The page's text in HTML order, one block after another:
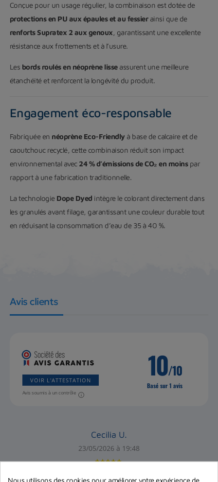
Conçue pour un usage régulier, la combinaison est dotée de
protections en PU aux épaules et au fessierainsi que de
renforts Supratex 2 aux genoux , garantissant une excellente
résistance aux frottements et à l’usure.
Les bords roulés en néoprène lisseassurent une meilleure
étanchéité et renforcent la longévité du produit.
Engagement éco-responsable
Fabriquée en néoprène Eco-Friendly à base de calcaire et de
caoutchouc recyclé, cette combinaison réduit son impact
environnemental avec 24 % d’émissions de CO₂ en moinspar
rapport à une fabrication traditionnelle.
La technologie Dope Dyed intègre le colorant directement dans
les granulés avant filage, garantissant une couleur durable tout
en réduisant la consommation d’eau de 35 à 40 %.
Avis clients
VOIR L'ATTESTATION
Avis soumis à un contrôle
10/10
Basé sur 1 avis
Cecilia U.
23/05/2026 à 19:48
Rempli ses fonctions, bon achat
Nous utilisons des cookies pour améliorer votre expérience de